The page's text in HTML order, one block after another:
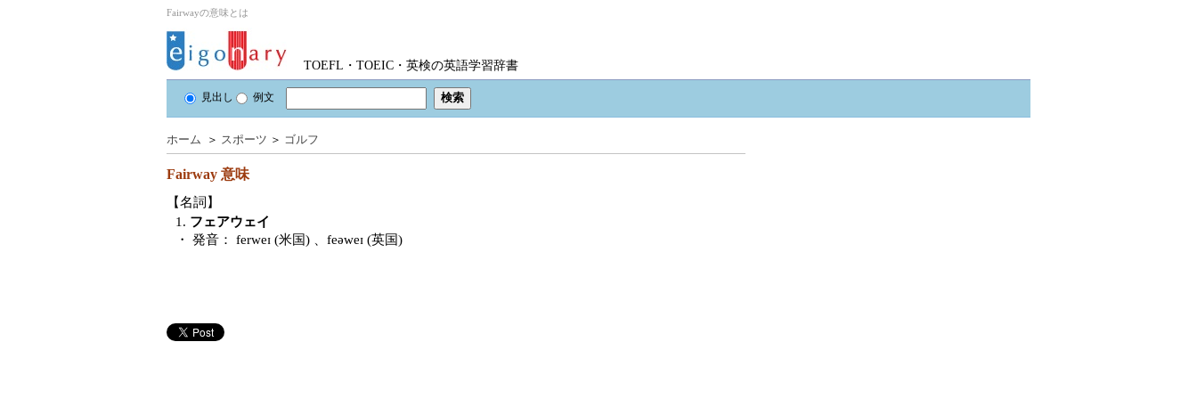
Fairwayの意味とは
TOEFL・TOEIC・英検の英語学習辞書
見出し 例文
ホーム ＞ スポーツ ＞ ゴルフ
Fairway 意味
【名詞】
1. フェアウェイ
・ 発音：
ferweɪ (米国) 、feəweɪ (英国)